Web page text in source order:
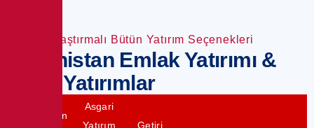
Karşılaştırmalı Bütün Yatırım Seçenekleri
Yunanistan Emlak Yatırımı &
Diğer Yatırımlar
Yunanistan
Asgari
Yatırım
Getiri